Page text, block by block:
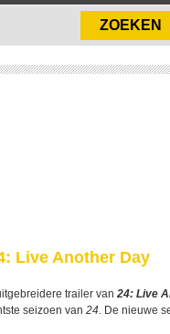
Live Another Day
trailer van 24: Live
seizoen van 24. De nieuwe